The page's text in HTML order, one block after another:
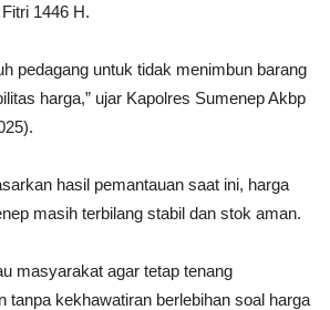
1446 H.
pedagang untuk tidak menimbun barang
harga,” ujar Kapolres Sumenep Akbp
hasil pemantauan saat ini, harga
masih terbilang stabil dan stok aman.
masyarakat agar tetap tenang
tanpa kekhawatiran berlebihan soal harga